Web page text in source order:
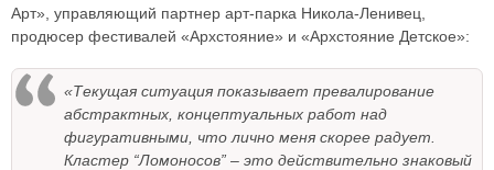
Арт», управляющий партнер арт-парка Никола-Ленивец,
продюсер фестивалей «Архстояние» и «Архстояние Детское»:
«Текущая ситуация показывает превалирование
абстрактных, концептуальных работ над
фигуративными, что лично меня скорее радует.
Кластер “Ломоносов” – это действительно знаковый